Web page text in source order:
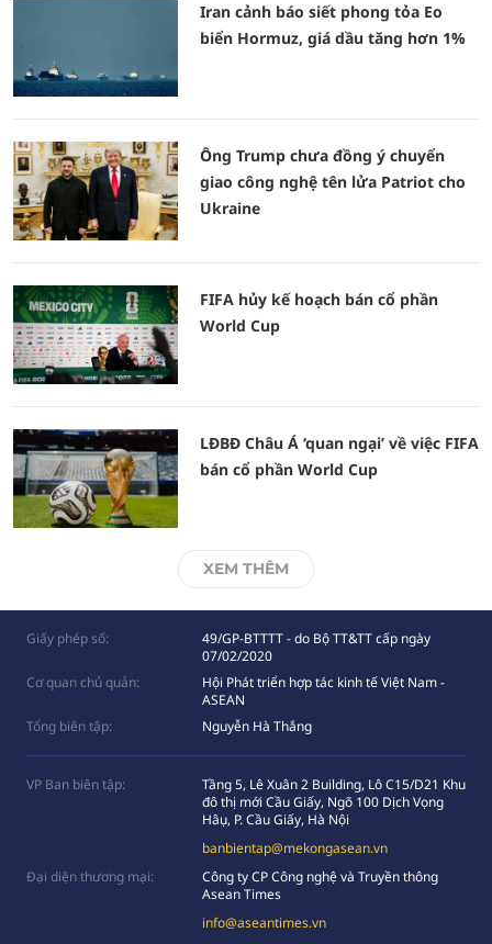
Iran cảnh báo siết phong tỏa Eo
biển Hormuz, giá dầu tăng hơn 1%
Ông Trump chưa đồng ý chuyển
giao công nghệ tên lửa Patriot cho
Ukraine
FIFA hủy kế hoạch bán cổ phần
World Cup
LĐBĐ Châu Á ‘quan ngại’ về việc FIFA
bán cổ phần World Cup
XEM THÊM
Giấy phép số:
49/GP-BTTTT - do Bộ TT&TT cấp ngày
07/02/2020
Cơ quan chủ quản:
Hội Phát triển hợp tác kinh tế Việt Nam -
ASEAN
Tổng biên tập:
Nguyễn Hà Thắng
VP Ban biên tập:
Tầng 5, Lê Xuân 2 Building, Lô C15/D21 Khu
đô thị mới Cầu Giấy, Ngõ 100 Dịch Vọng
Hâụ, P. Cầu Giấy, Hà Nội
banbientap@mekongasean.vn
Đại diện thương mại:
Công ty CP Công nghệ và Truyền thông
Asean Times
info@aseantimes.vn